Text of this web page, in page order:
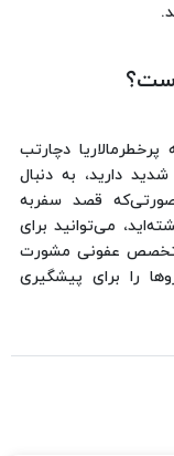
دچارتب
دارید، به دنبال
قصد سفربه
می‌توانید برای
متخصص عفونی مشورت
را برای پیشگیری